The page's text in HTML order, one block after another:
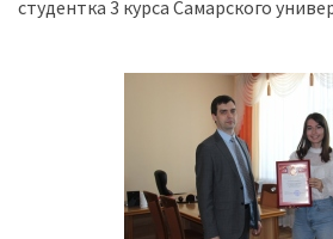
студентка 3 курса Самарского